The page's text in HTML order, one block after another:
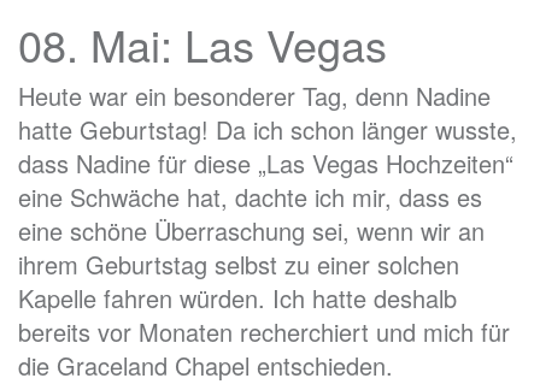
08. Mai: Las Vegas
Heute war ein besonderer Tag, denn Nadine
hatte Geburtstag! Da ich schon länger wusste,
dass Nadine für diese „Las Vegas Hochzeiten“
eine Schwäche hat, dachte ich mir, dass es
eine schöne Überraschung sei, wenn wir an
ihrem Geburtstag selbst zu einer solchen
Kapelle fahren würden. Ich hatte deshalb
bereits vor Monaten recherchiert und mich für
die Graceland Chapel entschieden.